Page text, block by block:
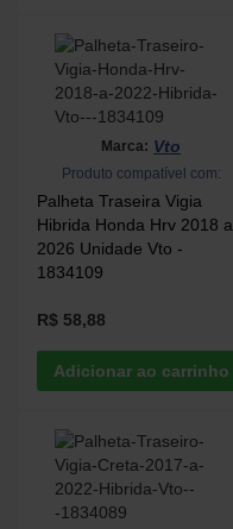
Marca: Vto
Produto compatível com:
Palheta Traseira Vigia
Hibrida Honda Hrv 2018 a
2026 Unidade Vto -
1834109
R$ 58,88